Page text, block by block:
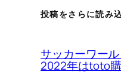
投稿をさらに読み
サッカーワール
2022年はtoto